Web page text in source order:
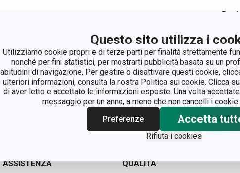
Questo sito utilizza i
Utilizziamo cookie propri e di terze parti per finalità strettamente
nonché per fini statistici, per mostrarti pubblicità basata su un
abitudini di navigazione. Per gestire o disattivare questi cookie,
ulteriori informazioni, consulta la nostra Politica sui cookie. Clicca
di aver letto e accettato le informazioni esposte. Una volta
messaggio per un anno, a meno che non cancelli i
Preferenze
Accetta
Rifiuta i cookies
ASSISTENZA QUALITÀ